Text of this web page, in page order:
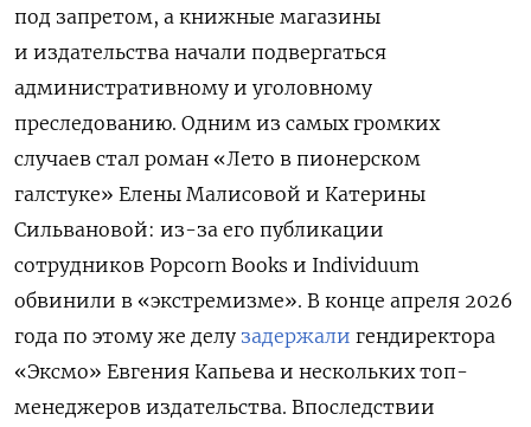
под запретом, а книжные магазины
и издательства начали подвергаться
административному и уголовному
преследованию. Одним из самых громких
случаев стал роман «Лето в пионерском
галстуке» Елены Малисовой и Катерины
Сильвановой: из-за его публикации
сотрудников Popcorn Books и Individuum
обвинили в «экстремизме». В конце апреля 2026
года по этому же делу задержали гендиректора
«Эксмо» Евгения Капьева и нескольких топ-
менеджеров издательства. Впоследствии